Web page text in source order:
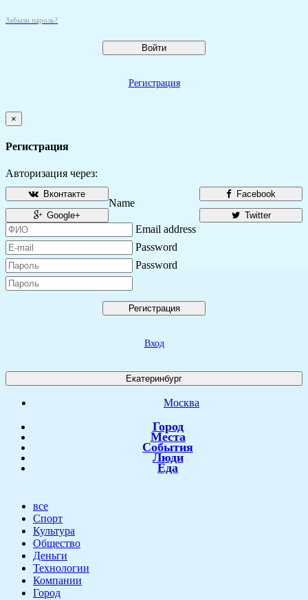
Забыли пароль?
Войти
Регистрация
×
Регистрация
Авторизация через:
Facebook
Вконтакте
Twitter
Google+
Name
Email address
Password
Password
Регистрация
Вход
Екатеринбург
Москва
Город
Места
События
Люди
Еда
все
Спорт
Культура
Общество
Деньги
Технологии
Компании
Город